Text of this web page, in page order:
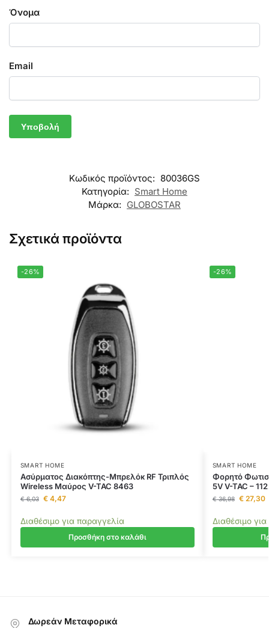
Όνομα
Email
Κωδικός προϊόντος: 80036GS
Κατηγορία: Smart Home
Μάρκα: GLOBOSTAR
Σχετικά προϊόντα
-26%
SMART HOME
Ασύρματος Διακόπτης-Μπρελόκ RF Τριπλός
Wireless Μαύρος V-TAC 8463
€6,03 €4,47
Διαθέσιμο για παραγγελία
Προσθήκη στο καλάθι
-26%
SMART HOME
Φορητό
5V V-TAC –
€36,98 €27,30
Διαθέσιμο
Δωρεάν Μεταφορικά